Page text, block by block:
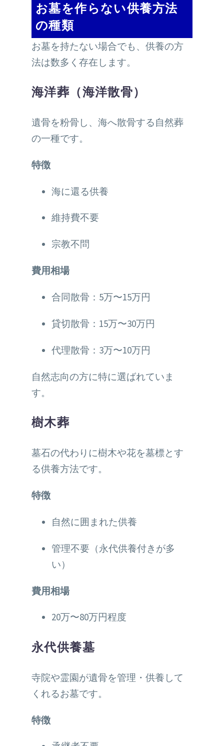
お墓を作らない供養方法
の種類
お墓を持たない場合でも、供養の方
法は数多く存在します。
海洋葬（海洋散骨）
遺骨を粉骨し、海へ散骨する自然葬
の一種です。
特徴
海に還る供養
維持費不要
宗教不問
費用相場
合同散骨：5万〜15万円
貸切散骨：15万〜30万円
代理散骨：3万〜10万円
自然志向の方に特に選ばれていま
す。
樹木葬
墓石の代わりに樹木や花を墓標とす
る供養方法です。
特徴
自然に囲まれた供養
管理不要（永代供養付きが多
い）
費用相場
20万〜80万円程度
永代供養墓
寺院や霊園が遺骨を管理・供養して
くれるお墓です。
特徴